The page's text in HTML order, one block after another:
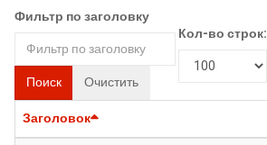
Фильтр по заголовку
Поиск Очистить
Кол-во строк:
Заголовок